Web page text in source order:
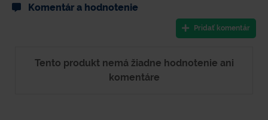
Komentár a hodnotenie
Pridať komentár
Tento produkt nemá žiadne hodnotenie ani
komentáre